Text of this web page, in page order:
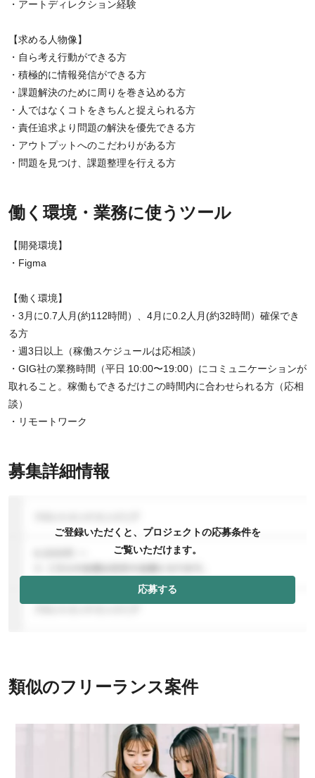
・アートディレクション経験
【求める人物像】
・自ら考え行動ができる方
・積極的に情報発信ができる方
・課題解決のために周りを巻き込める方
・人ではなくコトをきちんと捉えられる方
・責任追求より問題の解決を優先できる方
・アウトプットへのこだわりがある方
・問題を見つけ、課題整理を行える方
働く環境・業務に使うツール
【開発環境】
・Figma
【働く環境】
・3月に0.7人月(約112時間）、4月に0.2人月(約32時間）確保でき
る方
・週3日以上（稼働スケジュールは応相談）
・GIG社の業務時間（平日 10:00〜19:00）にコミュニケーションが
取れること。稼働もできるだけこの時間内に合わせられる方（応相
談）
・リモートワーク
募集詳細情報
ご登録いただくと、プロジェクトの応募条件を
ご覧いただけます。
応募する
類似のフリーランス案件